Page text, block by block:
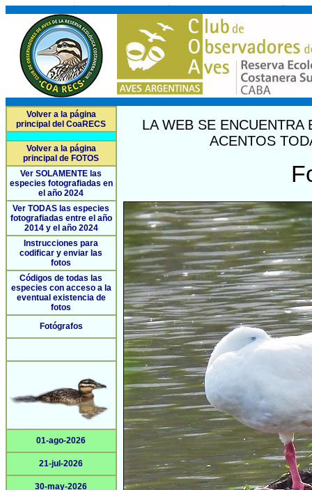
Volver a la página
principal del CoaRECS
Volver a la página
principal de FOTOS
Ver SOLAMENTE las
especies fotografiadas en
el año 2024
Ver TODAS las especies
fotografiadas entre el año
2014 y el año 2024
Instrucciones para
codificar y enviar las
fotos
Códigos de todas las
especies con acceso a la
eventual existencia de
fotos
Fotógrafos
01-ago-2026
21-jul-2026
30-may-2026
LA WEB SE
ACENTOS